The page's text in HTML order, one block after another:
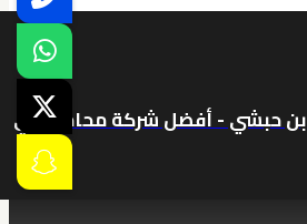
حبشي - أفضل شركة محاماة في